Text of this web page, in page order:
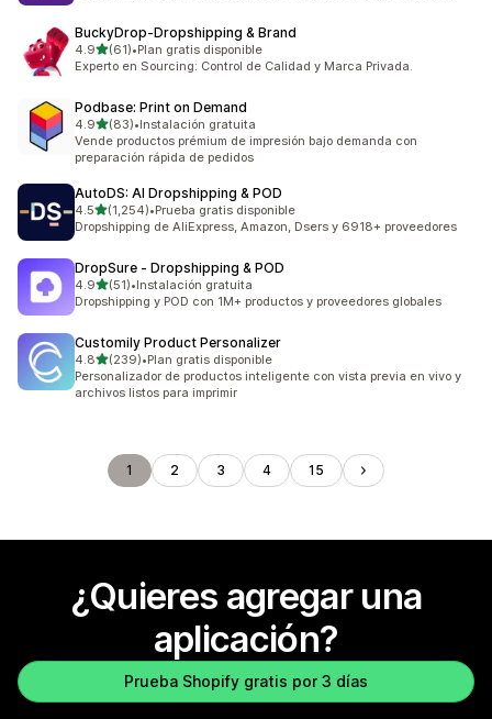
BuckyDrop‑Dropshipping & Brand
4.9de 5 estrellas
(61)
61 reseñas en total
•Plan gratis disponible
Experto en Sourcing: Control de Calidad y Marca Privada.
Podbase: Print on Demand
4.9de 5 estrellas
(83)
83 reseñas en total
•Instalación gratuita
Vende productos prémium de impresión bajo demanda con
preparación rápida de pedidos
AutoDS: AI Dropshipping & POD
4.5de 5 estrellas
(1,254)
1254 reseñas en total
•Prueba gratis disponible
Dropshipping de AliExpress, Amazon, Dsers y 6918+ proveedores
DropSure ‑ Dropshipping & POD
4.9de 5 estrellas
(51)
51 reseñas en total
•Instalación gratuita
Dropshipping y POD con 1M+ productos y proveedores globales
Customily Product Personalizer
4.8de 5 estrellas
(239)
239 reseñas en total
•Plan gratis disponible
Personalizador de productos inteligente con vista previa en vivo y
archivos listos para imprimir
1 2 3 4 15
¿Quieres agregar una
aplicación?
Prueba Shopify gratis por 3 días